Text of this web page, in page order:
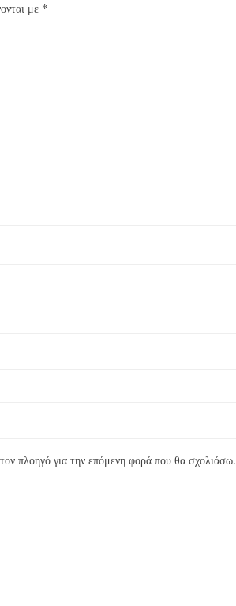
με *
πλοηγό για την επόμενη φορά που θα σχολιάσω.